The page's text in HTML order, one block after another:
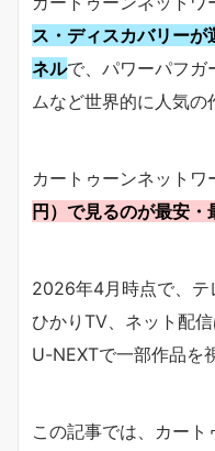
ス・ディスカバリー
ネルで、パワーパフガ
ムなど世界的に人気の
カートゥーンネットワ
円）で見るのが最安・
2026年4月時点で、テ
ひかりTV、ネット配
U-NEXTで一部作品を
この記事では、カー